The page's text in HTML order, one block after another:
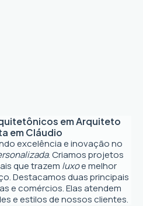
emArquiteto
em Cláudio
excelência e inovação no
. Criamos projetos
que trazem luxoe melhor
Destacamos duas principais
e comércios. Elas atendem
e estilos de nossos clientes.